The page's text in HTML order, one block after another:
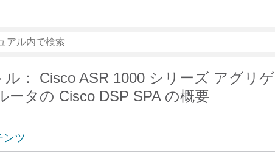
： Cisco ASR 1000 シリーズ アグリ
ータの Cisco DSP SPA の概要
ンツ